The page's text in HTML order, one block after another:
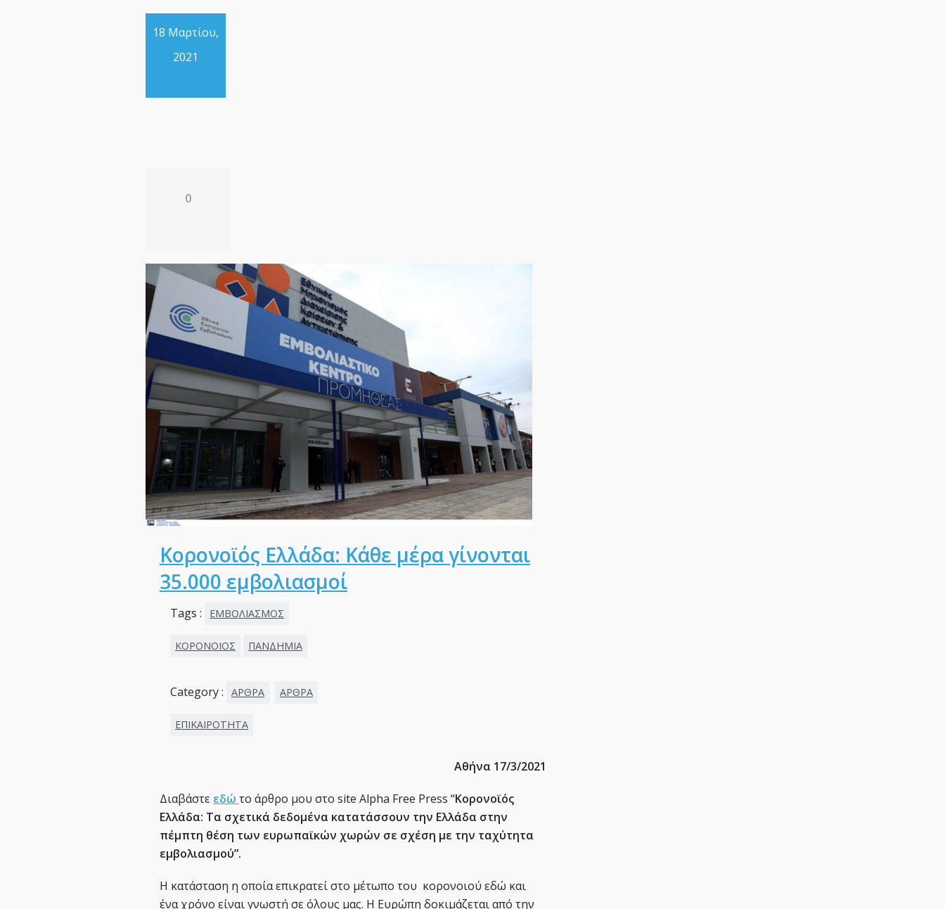
18 Μαρτίου,
2021
0
Κορονοϊός Ελλάδα: Κάθε μέρα γίνονται
35.000 εμβολιασμοί
Tags : ΕΜΒΟΛΙΑΣΜΟΣ
ΚΟΡΟΝΟΙΟΣ ΠΑΝΔΗΜΙΑ
Category : ΑΡΘΡΑ ΑΡΘΡΑ
ΕΠΙΚΑΙΡΟΤΗΤΑ
Αθήνα 17/3/2021
Διαβάστε εδώ το άρθρο μου στο site Alpha Free Press “Κορονοϊός
Ελλάδα: Τα σχετικά δεδομένα κατατάσσουν την Ελλάδα στην
πέμπτη θέση των ευρωπαϊκών χωρών σε σχέση με την ταχύτητα
εμβολιασμού”.
Η κατάσταση η οποία επικρατεί στο μέτωπο του κορονοιού εδώ και
ένα χρόνο είναι γνωστή σε όλους μας. Η Ευρώπη δοκιμάζεται από την